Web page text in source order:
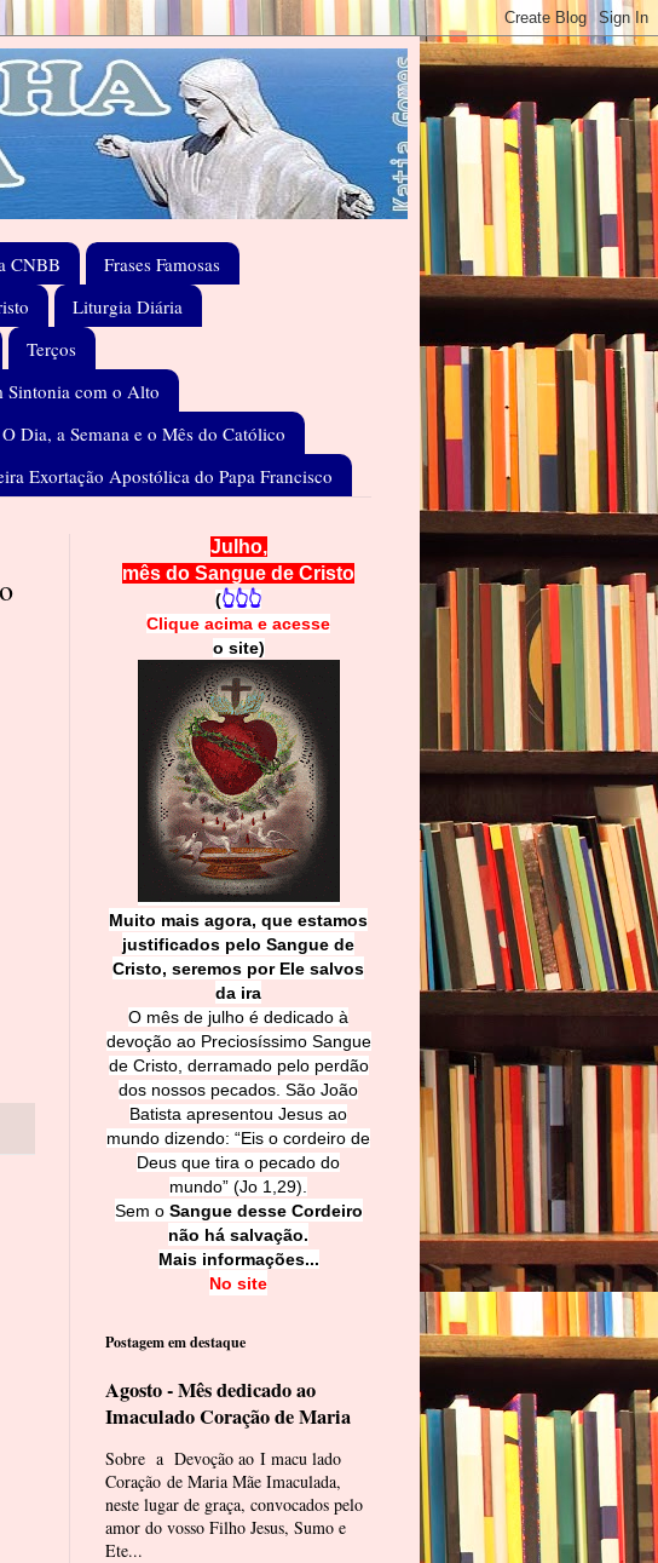
CNBB
Frases Famosas
Liturgia Diária
Terços
Sintonia com o Alto
O Dia, a Semana e o Mês do Católico
Exortação Apostólica do Papa Francisco
Julho,
mês do Sangue de Cristo
(👆👆👆
Clique acima e acesse
o site)
Muito mais agora, que estamos
justificados pelo Sangue de
Cristo, seremos por Ele salvos
da ira
O mês de julho é dedicado à
devoção ao Preciosíssimo Sangue
de Cristo, derramado pelo perdão
dos nossos pecados. São João
Batista apresentou Jesus ao
mundo dizendo: “Eis o cordeiro de
Deus que tira o pecado do
mundo” (Jo 1,29).
Sem o Sangue desse Cordeiro
não há salvação.
Mais informações...
No site
Postagem em destaque
Agosto - Mês dedicado ao
Imaculado Coração de Maria
Sobre a Devoção ao I macu lado
Coração de Maria Mãe Imaculada,
neste lugar de graça, convocados pelo
amor do vosso Filho Jesus, Sumo e
Ete...